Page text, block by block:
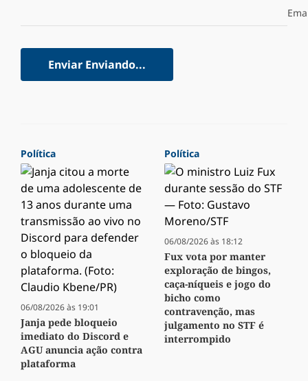
Enviar Enviando...
Política
06/08/2026 às 19:01
Janja pede bloqueio
imediato do Discord e
AGU anuncia ação contra
plataforma
Política
06/08/2026 às 18:12
Fux vota por manter
exploração de bingos,
caça-níqueis e jogo do
bicho como
contravenção, mas
julgamento no STF é
interrompido